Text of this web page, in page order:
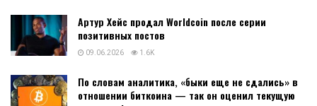
Артур Хейс продал Worldcoin после серии
позитивных постов
09.06.2026 1.6K
По словам аналитика, «быки еще не сдались» в
отношении биткоина — так он оценил текущую